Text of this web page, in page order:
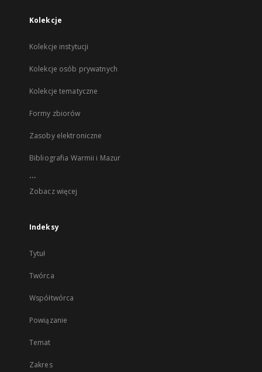
Kolekcje
Kolekcje instytucji
Kolekcje osób prywatnych
Kolekcje tematyczne
Formy zbiorów
Zasoby elektroniczne
Bibliografia Warmii i Mazur
...
Zobacz więcej
Indeksy
Tytuł
Twórca
Współtwórca
Powiązanie
Temat
Zakres